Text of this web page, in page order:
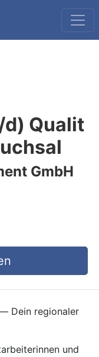
Qualit
GmbH
Dein regionaler
und